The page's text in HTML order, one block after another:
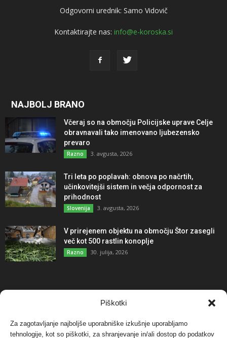
Piškotki
Za zagotavljanje najboljše uporabniške izkušnje uporabljamo
tehnologije, kot so piškotki, za shranjevanje in/ali dostop do podatkov
Odgovorni urednik: Samo Vidovič
Kontaktirajte nas: info@e-koroska.si
NAJBOLJ BRANO
Včeraj so na območju Policijske uprave Celje
obravnavali tako imenovano ljubezensko
prevaro
Razno 3. avgusta, 2026
Tri leta po poplavah: obnova po načrtih,
učinkovitejši sistem in večja odpornost za
prihodnost
Slovenija 3. avgusta, 2026
V prirejenem objektu na območju Štor zasegli
več kot 500 rastlin konoplje
Razno 30. julija, 2026
NAJBOLJ KOMENTIRANO
Protest proti vetrnim elektrarnam na Ojstrici, v
svetu pa vedno bolj...